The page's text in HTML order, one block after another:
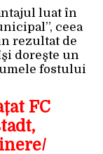
luat în
ceea
rezultat de
doreşte un
fostului
FC